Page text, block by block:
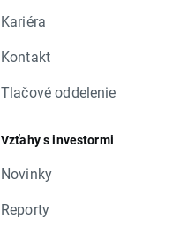
Kariéra
Kontakt
Tlačové oddelenie
Vzťahy s investormi
Novinky
Reporty